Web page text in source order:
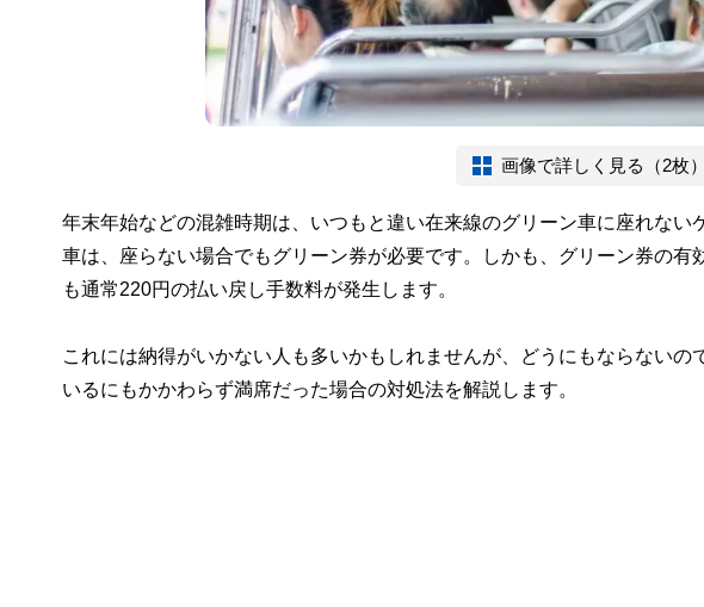
画像で詳しく見る（2枚）
年末年始などの混雑時期は、いつもと違い在来線のグリーン車に座れな
車は、座らない場合でもグリーン券が必要です。しかも、グリーン券の有
も通常220円の払い戻し手数料が発生します。
これには納得がいかない人も多いかもしれませんが、どうにもならないの
いるにもかかわらず満席だった場合の対処法を解説します。